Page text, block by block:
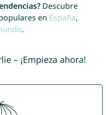
Descubre
en España,
.
– ¡Empieza ahora!